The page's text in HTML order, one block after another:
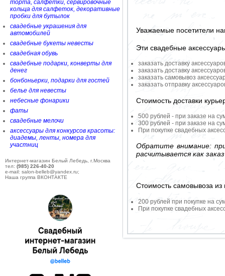
торта, салфетки, сервировочные
кольца для салфеток, декоративные
пробки для бутылок
свадебные украшения для
автомобилей
свадебные букеты невесты
свадебная обувь
свадебные подарки, конверты для
денег
бонбоньерки, подарки для гостей
белье для невесты
небесные фонарики
фаты
свадебные мелочи
аксессуары для конкурсов красоты:
диадемы, ленты, номера для
участниц
Интернет-магазин Белый Лебедь, г.Москва
тел: (985) 226-40-20
e-mail: salon-belleb@yandex.ru;
Наша группа ВКОНТАКТЕ
Уважаемые посетители
Эти свадебные
заказать доставку
заказать доставку
заказать самовывоз
заказать отправку
Стоимость доставки
500 рублей - при заказе на
300 рублей - при заказе на
При покупке свадебных
Обратите внимание:
расчитывается как
Стоимость самовывоза из
200 рублей при покупке на
При покупке свадебных